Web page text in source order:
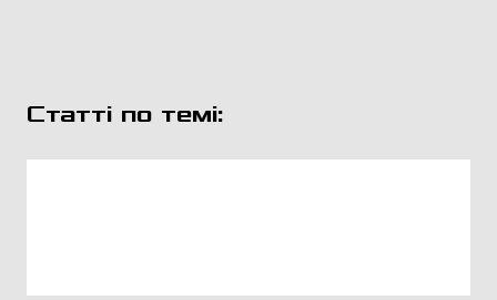
Статті по темі: